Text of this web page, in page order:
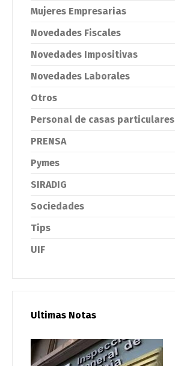
Mujeres Empresarias
Novedades Fiscales
Novedades Impositivas
Novedades Laborales
Otros
Personal de casas particulares
PRENSA
Pymes
SIRADIG
Sociedades
Tips
UIF
Ultimas Notas